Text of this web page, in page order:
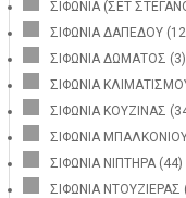
ΣΙΦΩΝΙΑ (ΣΕΤ
ΣΙΦΩΝΙΑ ΔΑΠΕΔΟΥ
ΣΙΦΩΝΙΑ ΔΩΜΑΤΟΣ (3)
ΣΙΦΩΝΙΑ
ΣΙΦΩΝΙΑ ΚΟΥΖΙΝΑΣ
ΣΙΦΩΝΙΑ
ΣΙΦΩΝΙΑ ΝΙΠΤΗΡΑ (44)
ΣΙΦΩΝΙΑ ΝΤΟΥΖΙΕΡΑΣ